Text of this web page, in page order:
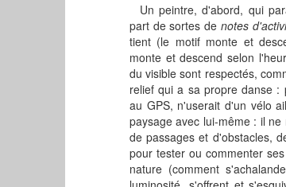
Un peintre, d'abord, qui
part de sortes de notes
tient (le motif monte et
monte et descend selon
du visible sont respectés,
relief qui a sa propre danse :
au GPS, n'userait d'un vélo
paysage avec lui-même : il
de passages et d'obstacles,
pour tester ou commenter
nature (comment